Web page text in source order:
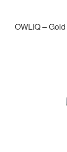
OWLIQ –